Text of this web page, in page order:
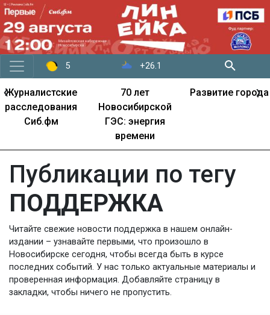
5 +26.1
Журналистские
расследования
Сиб.фм
70 лет
Новосибирской
ГЭС: энергия
времени
Развитие города
‹ ›
Публикации по тегу
ПОДДЕРЖКА
Читайте свежие новости поддержка в нашем онлайн-
издании – узнавайте первыми, что произошло в
Новосибирске сегодня, чтобы всегда быть в курсе
последних событий. У нас только актуальные материалы и
проверенная информация. Добавляйте страницу в
закладки, чтобы ничего не пропустить.